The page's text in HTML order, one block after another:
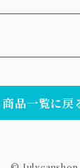
商品一覧に戻